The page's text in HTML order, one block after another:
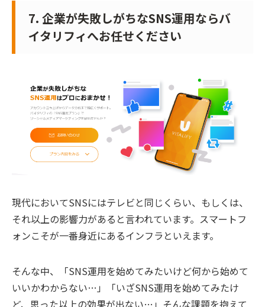
7. 企業が失敗しがちなSNS運用ならバ
イタリフィへお任せください
現代においてSNSにはテレビと同じくらい、もしくは、
それ以上の影響力があると言われています。スマートフ
ォンこそが一番身近にあるインフラといえます。
そんな中、「SNS運用を始めてみたいけど何から始めて
いいかわからない…」「いざSNS運用を始めてみたけ